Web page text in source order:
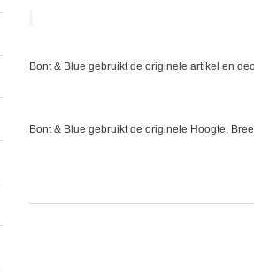
Bont & Blue gebruikt de originele artikel en
Bont & Blue gebruikt de originele Hoogte,